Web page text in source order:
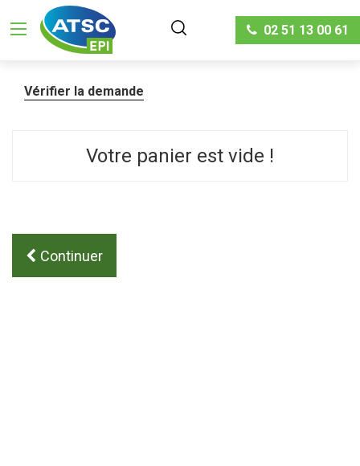
02 51 13 00 61
Vérifier la demande
Votre panier est vide !
Continuer